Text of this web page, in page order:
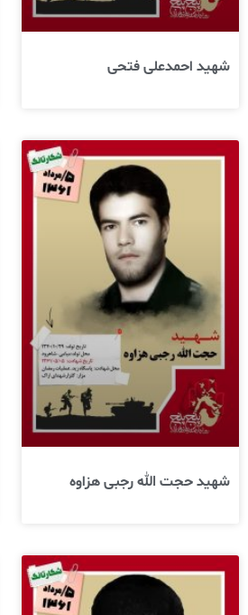
شهید احمدعلی فتحی
شهید حجت الله رجبی هزاوه